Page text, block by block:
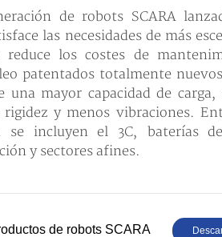
de robots SCARA
las necesidades de más
los costes de
patentados totalmente
mayor capacidad de carga,
y menos vibraciones.
se incluyen el 3C, baterías
y sectores afines.
de robots SCARA